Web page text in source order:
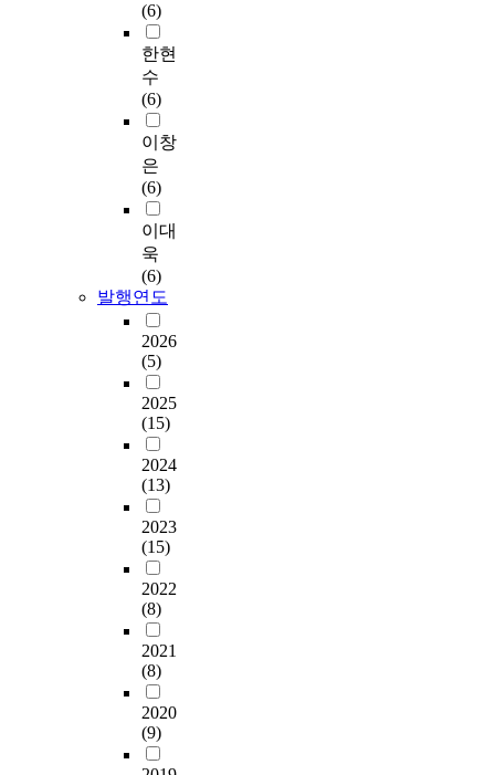
(6)
한현
수
(6)
이창
은
(6)
이대
욱
(6)
발행연도
2026
(5)
2025
(15)
2024
(13)
2023
(15)
2022
(8)
2021
(8)
2020
(9)